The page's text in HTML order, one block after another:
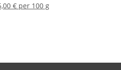
€ per 100 g